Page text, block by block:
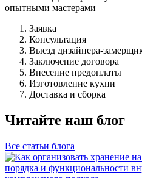
опытными мастерами
Заявка
Консультация
Выезд дизайнера-
Заключение договора
Внесение предоплаты
Изготовление кухни
Доставка и сборка
Читайте наш блог
Все статьи блога